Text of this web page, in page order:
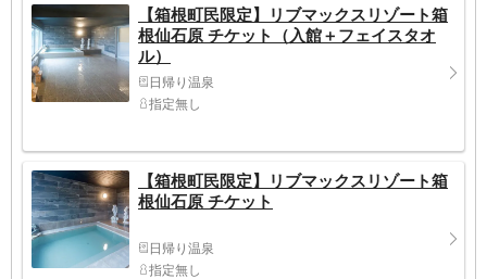
【箱根町民限定】リブマックスリゾート箱
根仙石原 チケット（入館＋フェイスタオ
ル）
日帰り温泉
指定無し
【箱根町民限定】リブマックスリゾート箱
根仙石原 チケット
日帰り温泉
指定無し